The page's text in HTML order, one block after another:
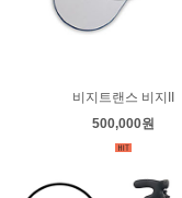
비지트랜스 비지II
500,000원